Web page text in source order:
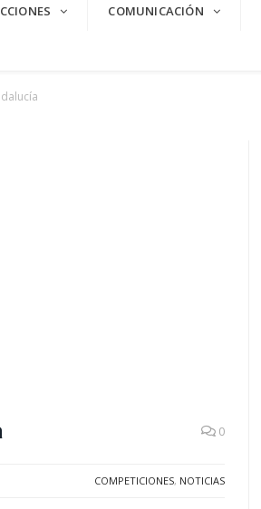
COMUNICACIÓN
0
COMPETICIONES, NOTICIAS